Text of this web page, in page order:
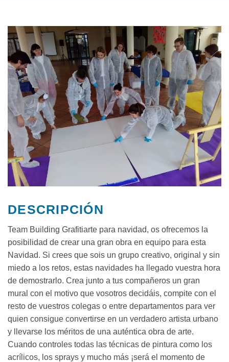
DESCRIPCIÓN
Team Building Grafitiarte para navidad, os ofrecemos la
posibilidad de crear una gran obra en equipo para esta
Navidad. Si crees que sois un grupo creativo, original y sin
miedo a los retos, estas navidades ha llegado vuestra hora
de demostrarlo. Crea junto a tus compañeros un gran
mural con el motivo que vosotros decidáis, compite con el
resto de vuestros colegas o entre departamentos para ver
quien consigue convertirse en un verdadero artista urbano
y llevarse los méritos de una auténtica obra de arte.
Cuando controles todas las técnicas de pintura como los
acrílicos, los sprays y mucho más ¡será el momento de